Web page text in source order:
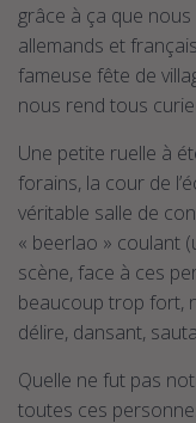
grâce à ça que
allemands et
fameuse fête de
nous rend tous
Une petite ruelle à
forains, la cour de
véritable salle de
« beerlao » coulant
scène, face à ces
beaucoup trop fort,
délire, dansant,
Quelle ne fut pas
toutes ces